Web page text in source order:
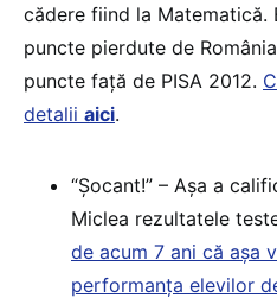
cădere fiind la Matematică.
puncte pierdute de
puncte față de PISA 2012.
detalii aici.
“Șocant!” – Așa a
Miclea rezultatele
de acum 7 ani că așa
performanța elevilor